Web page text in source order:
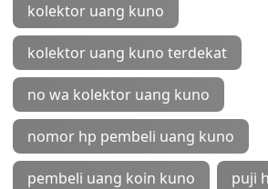
kolektor uang kuno
kolektor uang kuno terdekat
no wa kolektor uang kuno
nomor hp pembeli uang kuno
pembeli uang koin kuno puji